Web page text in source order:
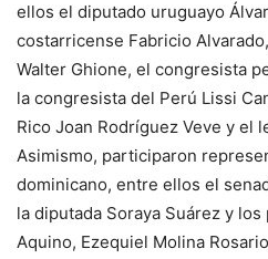
ellos el diputado uruguayo
costarricense Fabricio
Walter Ghione, el congresista
la congresista del Perú Lissi
Rico Joan Rodríguez Veve y el
Asimismo, participaron
dominicano, entre ellos el
la diputada Soraya Suárez y
Aquino, Ezequiel Molina